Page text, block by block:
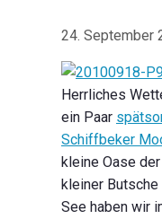
24. September
Herrliches
ein Paar
Schiffbeker
kleine Oase
kleiner Butsche
See haben wir